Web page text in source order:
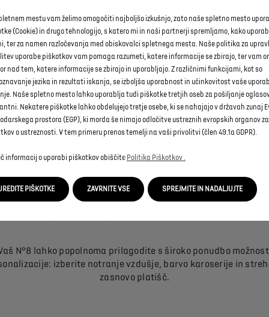
100-odstotno električni SUV z našim konfiguratorjem DS –
potrebe: stopnje opreme, pogonski sklopi, oprema, dizajn …
RAZPOLOŽLJIVE IZVEDBE
je na voljo kot 100-odstotno električen v naslednjih različicah:
zadostijo vsem vašim zahtevam.
N°8 lahko popolnoma prilagodite s široko ponudbo
izberite notranje vzdušje, barvo karoserije in
zasnovo platišč.
mestu vam želimo omogočiti najboljšo izkušnjo, zato naše spletno mesto
(Cookie) in drugo tehnologijo, s katero mi in naši partnerji spremljamo, kako
ter za namen razločevanja med obiskovalci spletnega mesta. Naše politika za
uporabe piškotkov vam pomaga razumeti, katere informacije se zbirajo, ter vam
nad tem, katere informacije se zbirajo in uporabljajo. Z različnimi funkcijami, kot so
jezika in rezultati iskanja, se izboljša uporabnost in učinkovitost vaše
Naše spletno mesto lahko uporablja tudi piškotke tretjih oseb za pošiljanje
Nekatere piškotke lahko obdelujejo tretje osebe, ki se nahajajo v državah zunaj
prostora (EGP), ki morda še nimajo odločitve ustreznih evropskih organov
o ustreznosti. V tem primeru prenos temelji na vaši privolitvi (člen 49.1a GDPR).
informacij o uporabi piškotkov obiščite Politika Piškotkov .
UREDITE PIŠKOTKE SPREJMITE IN NADALJUJTE
ZAVRNITE VSE